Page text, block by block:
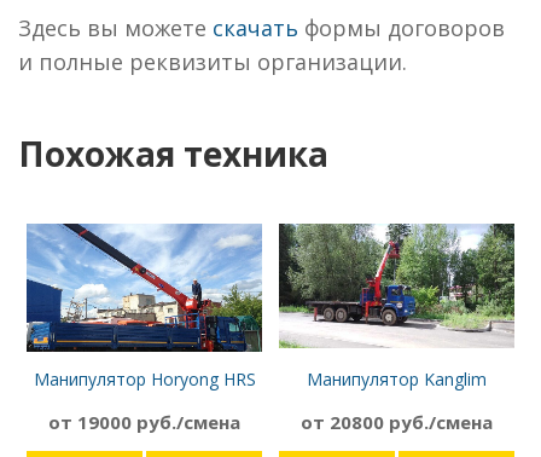
Здесь вы можете скачать формы договоров
и полные реквизиты организации.
Похожая техника
Манипулятор Horyong HRS
от 19000 руб./смена
Манипулятор Kanglim
от 20800 руб./смена